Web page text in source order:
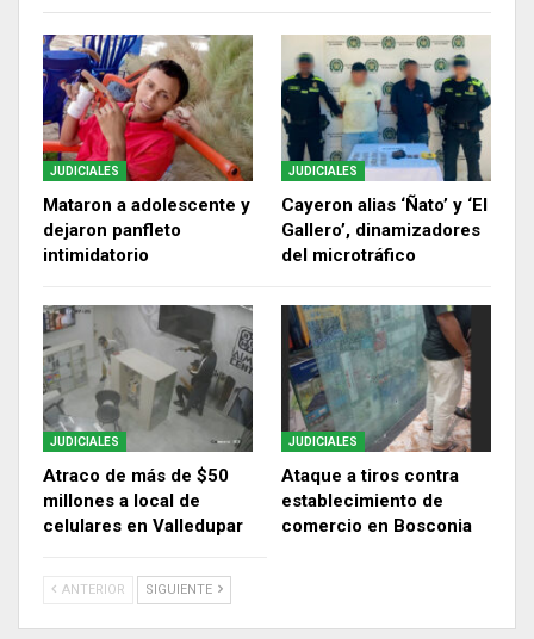
JUDICIALES
Mataron a adolescente y
dejaron panfleto
intimidatorio
JUDICIALES
Cayeron alias ‘Ñato’ y ‘El
Gallero’, dinamizadores
del microtráfico
JUDICIALES
Atraco de más de $50
millones a local de
celulares en Valledupar
JUDICIALES
Ataque a tiros contra
establecimiento de
comercio en Bosconia
ANTERIOR SIGUIENTE